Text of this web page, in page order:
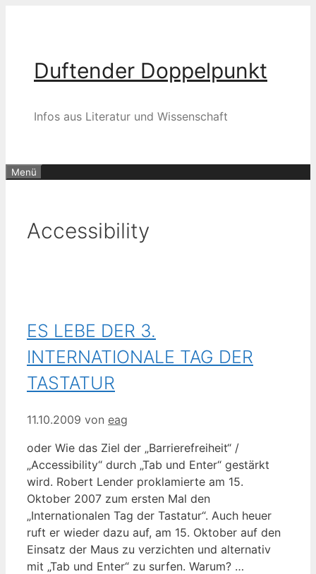
Duftender Doppelpunkt
Infos aus Literatur und Wissenschaft
Menü
Accessibility
ES LEBE DER 3.
INTERNATIONALE TAG DER
TASTATUR
11.10.2009 von eag
oder Wie das Ziel der „Barrierefreiheit“ /
„Accessibility“ durch „Tab und Enter“ gestärkt
wird. Robert Lender proklamierte am 15.
Oktober 2007 zum ersten Mal den
„Internationalen Tag der Tastatur“. Auch heuer
ruft er wieder dazu auf, am 15. Oktober auf den
Einsatz der Maus zu verzichten und alternativ
mit „Tab und Enter“ zu surfen. Warum? …